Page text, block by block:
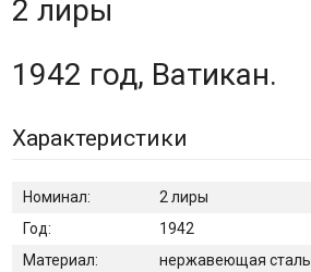
2 лиры
1942 год, Ватикан.
Характеристики
Номинал:
2 лиры
Год:
1942
Материал:
нержавеющая сталь